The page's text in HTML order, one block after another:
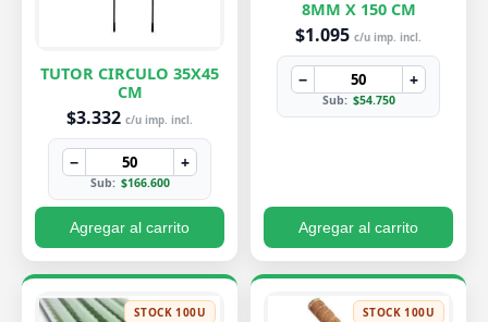
TUTOR CIRCULO 35X45
CM
$3.332 c/u imp. incl.
− +
Sub: $166.600
Agregar al carrito
8MM X 150 CM
$1.095 c/u imp. incl.
− +
Sub: $54.750
Agregar al carrito
STOCK 100U STOCK 100U